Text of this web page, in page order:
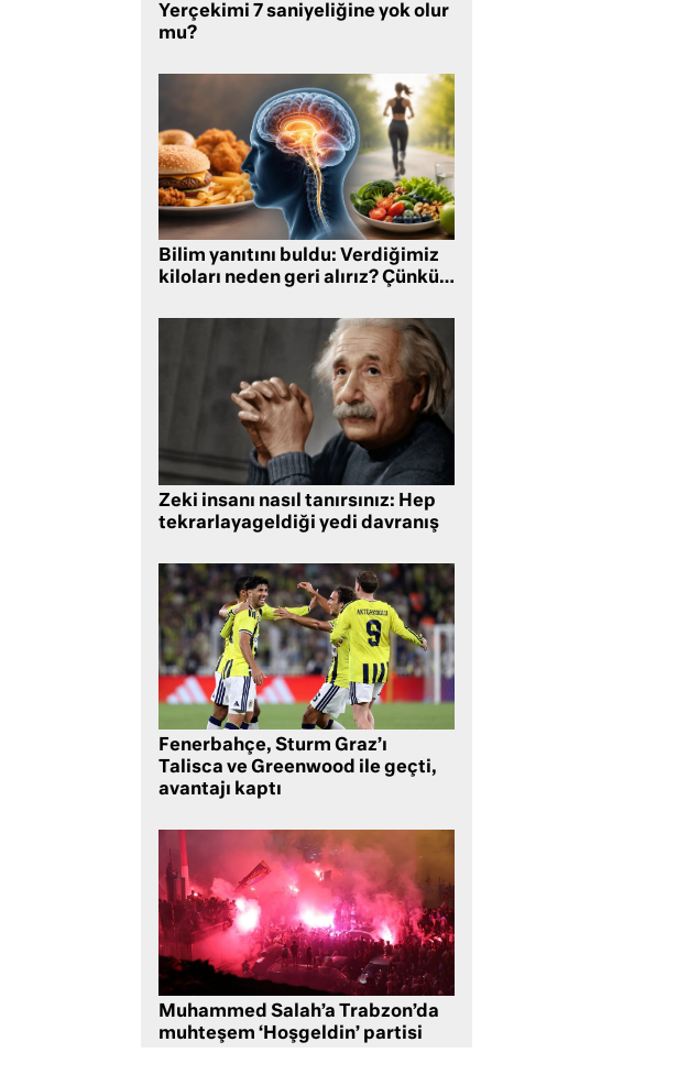
Yerçekimi 7 saniyeliğine yok olur
mu?
Bilim yanıtını buldu: Verdiğimiz
kiloları neden geri alırız? Çünkü…
Zeki insanı nasıl tanırsınız: Hep
tekrarlayageldiği yedi davranış
Fenerbahçe, Sturm Graz’ı
Talisca ve Greenwood ile geçti,
avantajı kaptı
Muhammed Salah’a Trabzon’da
muhteşem ‘Hoşgeldin’ partisi